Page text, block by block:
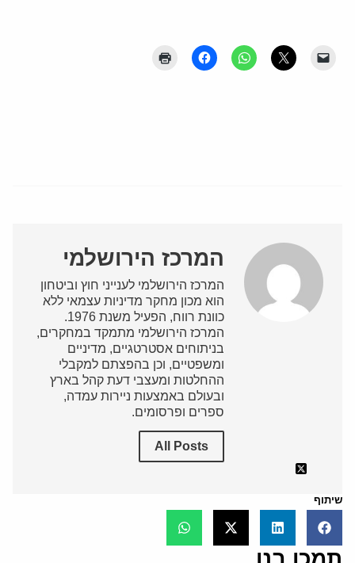
המרכז הירושלמי
המרכז הירושלמי לענייני חוץ וביטחון
הוא מכון מחקר מדיניות עצמאי ללא
כוונת רווח, הפעיל משנת 1976.
המרכז הירושלמי מתמקד במחקרים,
בניתוחים אסטרטגיים, מדיניים
ומשפטיים, וכן בהפצתם למקבלי
ההחלטות ומעצבי דעת קהל בארץ
ובעולם באמצעות ניירות עמדה,
ספרים ופרסומים.
All Posts
שיתוף